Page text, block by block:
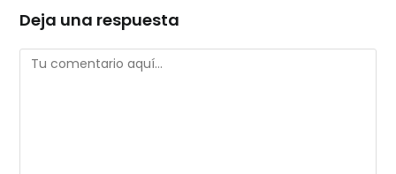
Deja una respuesta
Comentario